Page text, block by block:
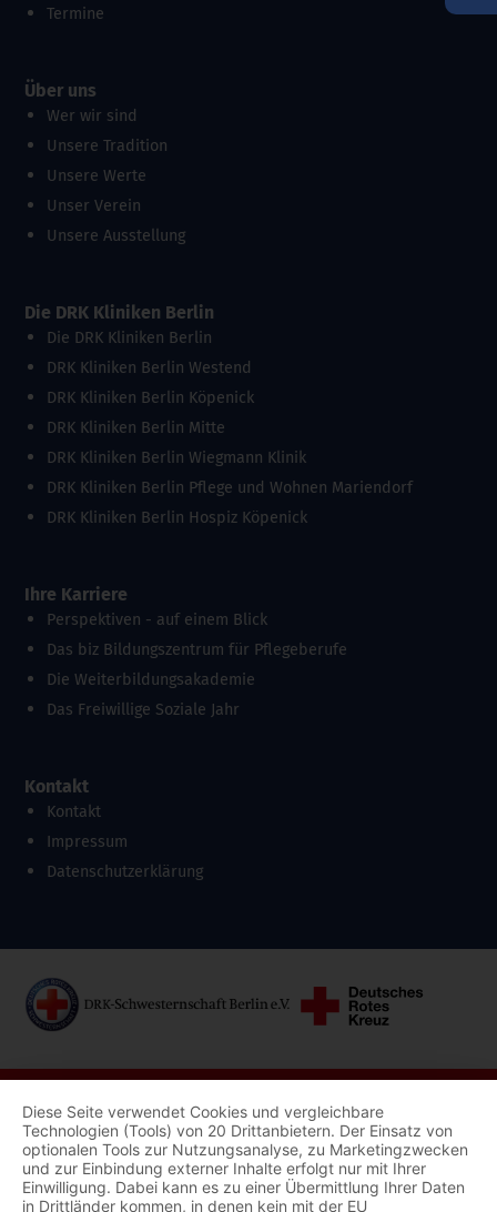
Termine
Über uns
Wer wir sind
Unsere Tradition
Unsere Werte
Unser Verein
Unsere Ausstellung
Die DRK Kliniken Berlin
Die DRK Kliniken Berlin
DRK Kliniken Berlin Westend
DRK Kliniken Berlin Köpenick
DRK Kliniken Berlin Mitte
DRK Kliniken Berlin Wiegmann Klinik
DRK Kliniken Berlin Pflege und Wohnen Mariendorf
DRK Kliniken Berlin Hospiz Köpenick
Ihre Karriere
Perspektiven - auf einem Blick
Das biz Bildungszentrum für Pflegeberufe
Die Weiterbildungsakademie
Das Freiwillige Soziale Jahr
Kontakt
Kontakt
Impressum
Datenschutzerklärung
Diese Seite verwendet Cookies und vergleichbare
Technologien (Tools) von 20 Drittanbietern. Der Einsatz von
optionalen Tools zur Nutzungsanalyse, zu Marketingzwecken
und zur Einbindung externer Inhalte erfolgt nur mit Ihrer
Einwilligung. Dabei kann es zu einer Übermittlung Ihrer Daten
in Drittländer kommen, in denen kein mit der EU